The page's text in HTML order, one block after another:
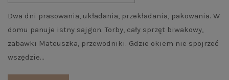
Dwa dni prasowania, układania, przekładania, pakowania. W
domu panuje istny sajgon. Torby, cały sprzęt biwakowy,
zabawki Mateuszka, przewodniki. Gdzie okiem nie spojrzeć
wszędzie…